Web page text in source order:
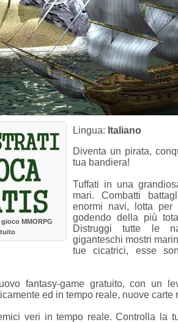
MMORPG
Lingua: Italiano
Diventa un pirata,
tua bandiera!
Tuffati in una
mari. Combatti
enormi navi, lotta
godendo della più
Distruggi tutte le
giganteschi mostri
tue cicatrici, esse
fantasy-game gratuito, con un
ed in tempo reale, nuove carte
veri in tempo reale. Controlla la